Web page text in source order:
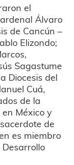
el
Álvaro
de Cancún –
Elizondo;
Sagastume
Diocesis del
Cuá,
de la
México y
de
es miembro